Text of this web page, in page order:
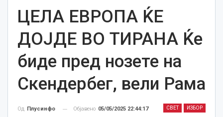
ЦЕЛА ЕВРОПА ЌЕ
ДОЈДЕ ВО ТИРАНА Ќе
биде пред нозете на
Скендербег, вели Рама
СВЕТ ИЗБОР
Од Плусинфо Објавено 05/05/2025 22:44:17